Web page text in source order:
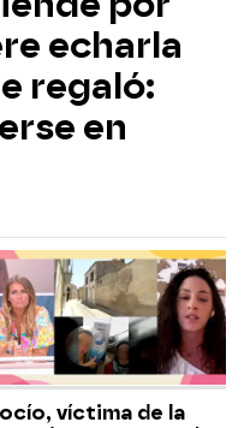
echarla
regaló:
en
víctima de la